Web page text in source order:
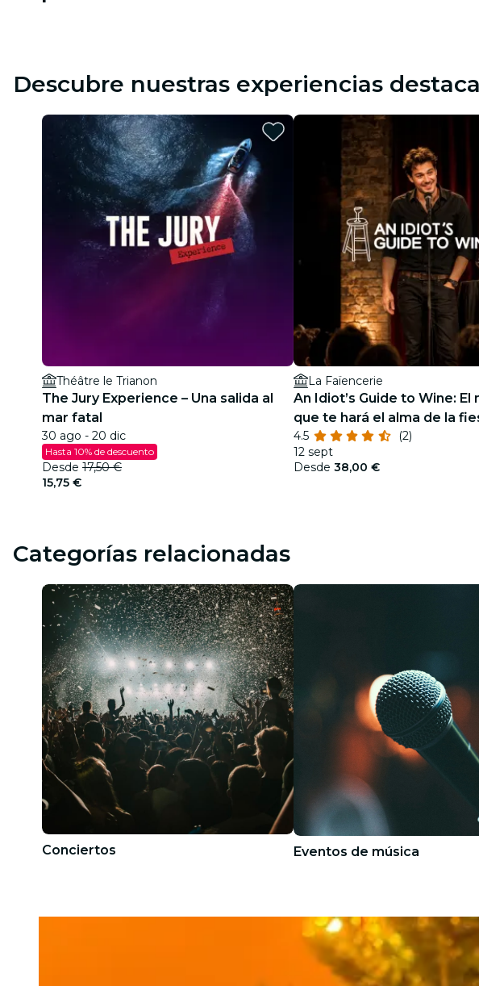
Descubre nuestras experiencias
Théâtre le Trianon
The Jury Experience – Una salida al
mar fatal
30 ago - 20 dic
Hasta 10% de descuento
Desde 17,50 €
15,75 €
La Faïencerie
An Idiot’s Guide to Wine: El
que te hará el alma de la
4.5
(2)
12 sept
Desde 38,00 €
Categorías relacionadas
Conciertos Eventos de música